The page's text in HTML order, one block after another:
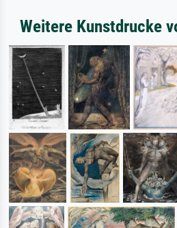
Weitere Kunstdrucke